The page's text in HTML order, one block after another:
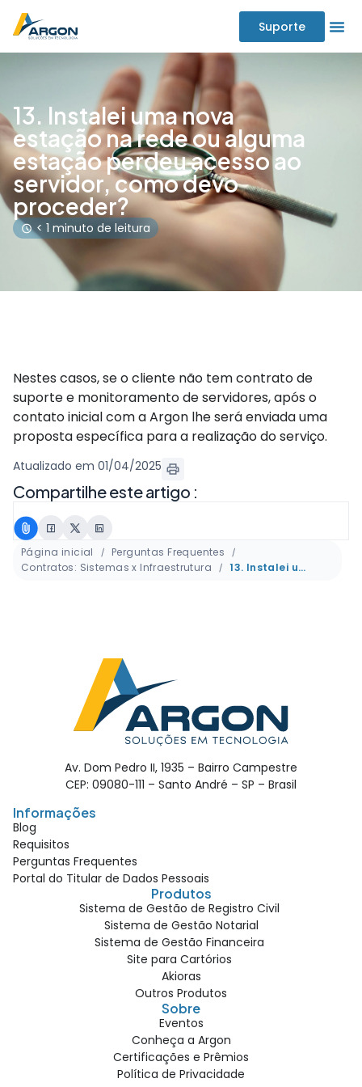
Suporte
13. Instalei uma nova
estação na rede ou alguma
estação perdeu acesso ao
servidor, como devo
proceder?
< 1 minuto de leitura
Nestes casos, se o cliente não tem contrato de
suporte e monitoramento de servidores, após o
contato inicial com a Argon lhe será enviada uma
proposta específica para a realização do serviço.
Atualizado em 01/04/2025
Compartilhe este artigo :
Página inicial
Perguntas Frequentes
Contratos: Sistemas x Infraestrutura
13. Instalei uma nova estação na rede ou alguma estação perdeu acesso ao servidor, como devo proceder?
Av. Dom Pedro II, 1935 – Bairro Campestre
CEP: 09080-111 – Santo André – SP – Brasil
Informações
Blog
Requisitos
Perguntas Frequentes
Portal do Titular de Dados Pessoais
Produtos
Sistema de Gestão de Registro Civil
Sistema de Gestão Notarial
Sistema de Gestão Financeira
Site para Cartórios
Akioras
Outros Produtos
Sobre
Eventos
Conheça a Argon
Certificações e Prêmios
Política de Privacidade